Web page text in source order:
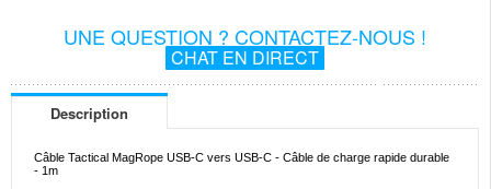
UNE QUESTION ? CONTACTEZ-NOUS !
CHAT EN DIRECT
Description
Câble Tactical MagRope USB-C vers USB-C - Câble de charge rapide durable
- 1m